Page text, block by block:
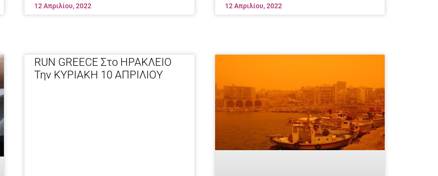
12 Απριλίου, 2022 12 Απριλίου, 2022
RUN GREECE Στο ΗΡΑΚΛΕΙΟ
Την ΚΥΡΙΑΚΗ 10 ΑΠΡΙΛΙΟΥ